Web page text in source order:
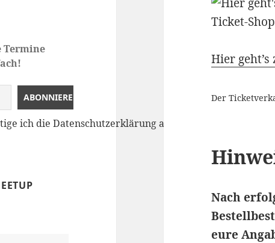
Termine
ich die Datenschutzerklärung anzunehmen
Hier
Der
Nach
eure